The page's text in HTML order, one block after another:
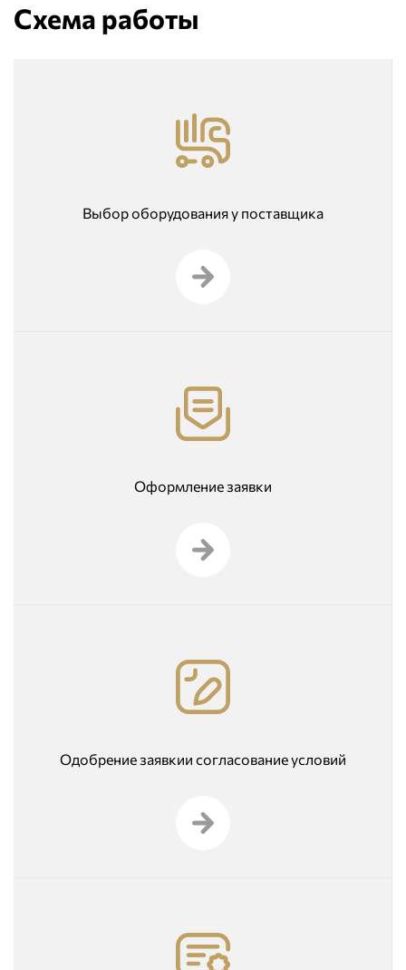
Схема работы
Выбор оборудования у поставщика
Оформление заявки
Одобрение заявкии согласование условий